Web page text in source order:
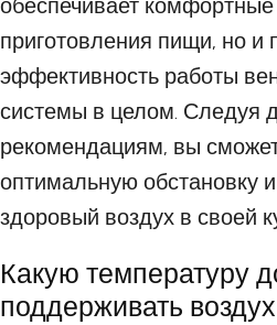
обеспечивает
приготовления пищи, но и
эффективность работы
системы в целом. Следуя
рекомендациям, вы
оптимальную обстановку
здоровый воздух в своей
Какую температуру
поддерживать